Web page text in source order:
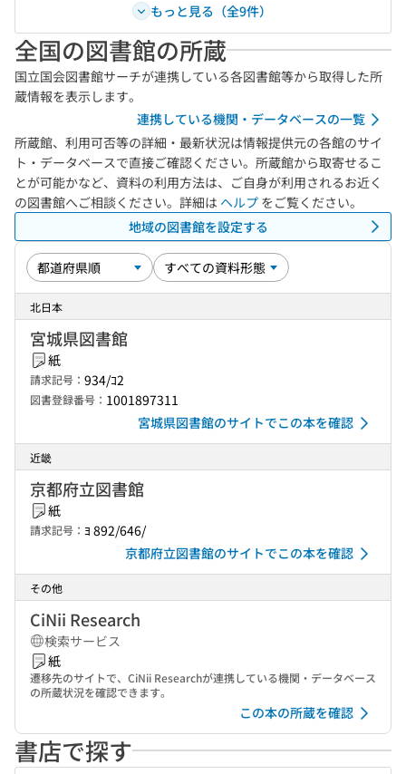
もっと見る（全9件）
全国の図書館の所蔵
国立国会図書館サーチが連携している各図書館等から取得した所
蔵情報を表示します。
連携している機関・データベースの一覧
所蔵館、利用可否等の詳細・最新状況は情報提供元の各館のサイ
ト・データベースで直接ご確認ください。所蔵館から取寄せるこ
とが可能かなど、資料の利用方法は、ご自身が利用されるお近く
の図書館へご相談ください。詳細は ヘルプ をご覧ください。
地域の図書館を設定する
北日本
宮城県図書館
紙
請求記号： 934/ｺ2
図書登録番号： 1001897311
宮城県図書館のサイトでこの本を確認
近畿
京都府立図書館
紙
請求記号： ﾖ 892/646/
京都府立図書館のサイトでこの本を確認
その他
CiNii Research
検索サービス
紙
遷移先のサイトで、CiNii Researchが連携している機関・データベース
の所蔵状況を確認できます。
この本の所蔵を確認
書店で探す